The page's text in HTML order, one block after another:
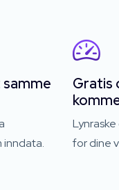
inndata.
Gratis
for dine